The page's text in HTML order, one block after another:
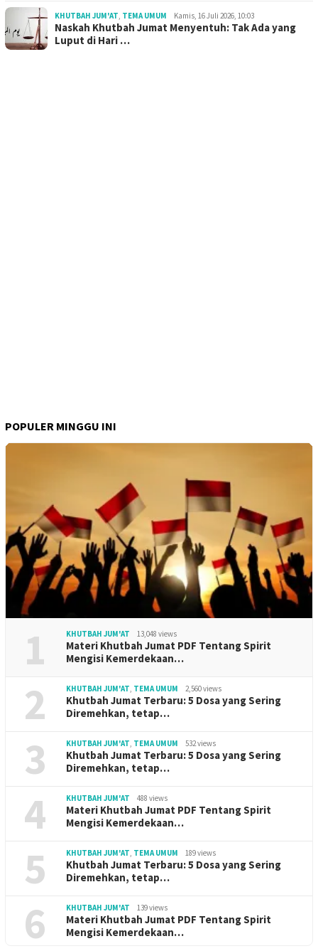
KHUTBAH JUM'AT, TEMA UMUM Kamis, 16 Juli 2026, 10:03
Naskah Khutbah Jumat Menyentuh: Tak Ada yang
Luput di Hari …
POPULER MINGGU INI
1 KHUTBAH JUM'AT 13,048 views
Materi Khutbah Jumat PDF Tentang Spirit
Mengisi Kemerdekaan…
2 KHUTBAH JUM'AT, TEMA UMUM 2,560 views
Khutbah Jumat Terbaru: 5 Dosa yang Sering
Diremehkan, tetap…
3 KHUTBAH JUM'AT, TEMA UMUM 532 views
Khutbah Jumat Terbaru: 5 Dosa yang Sering
Diremehkan, tetap…
4 KHUTBAH JUM'AT 488 views
Materi Khutbah Jumat PDF Tentang Spirit
Mengisi Kemerdekaan…
5 KHUTBAH JUM'AT, TEMA UMUM 189 views
Khutbah Jumat Terbaru: 5 Dosa yang Sering
Diremehkan, tetap…
6 KHUTBAH JUM'AT 139 views
Materi Khutbah Jumat PDF Tentang Spirit
Mengisi Kemerdekaan…